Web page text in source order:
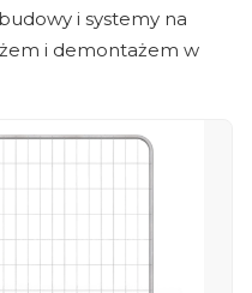
i systemy na
i demontażem w